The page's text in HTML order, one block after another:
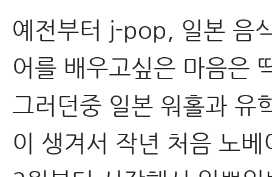
예전부터 j-pop, 일본 음
어를 배우고싶은 마음은
그러던중 일본 워홀과 유
이 생겨서 작년 처음 노